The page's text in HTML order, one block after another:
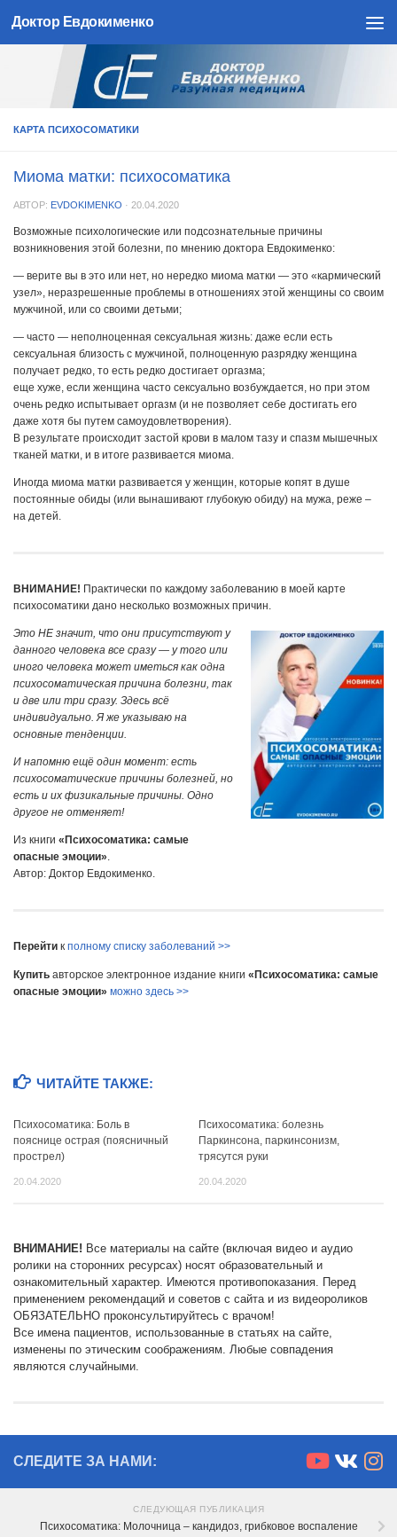
Skip to content
Доктор Евдокименко
КАРТА ПСИХОСОМАТИКИ
Миома матки: психосоматика
АВТОР: EVDOKIMENKO · 20.04.2020
Возможные психологические или подсознательные причины
возникновения этой болезни, по мнению доктора Евдокименко:
— верите вы в это или нет, но нередко миома матки — это «кармический
узел», неразрешенные проблемы в отношениях этой женщины со своим
мужчиной, или со своими детьми;
— часто — неполноценная сексуальная жизнь: даже если есть
сексуальная близость с мужчиной, полноценную разрядку женщина
получает редко, то есть редко достигает оргазма;
еще хуже, если женщина часто сексуально возбуждается, но при этом
очень редко испытывает оргазм (и не позволяет себе достигать его
даже хотя бы путем самоудовлетворения).
В результате происходит застой крови в малом тазу и спазм мышечных
тканей матки, и в итоге развивается миома.
Иногда миома матки развивается у женщин, которые копят в душе
постоянные обиды (или вынашивают глубокую обиду) на мужа, реже –
на детей.
ВНИМАНИЕ! Практически по каждому заболеванию в моей карте
психосоматики дано несколько возможных причин.
Это НЕ значит, что они присутствуют у
данного человека все сразу — у того или
иного человека может иметься как одна
психосоматическая причина болезни, так
и две или три сразу. Здесь всё
индивидуально. Я же указываю на
основные тенденции.
И напомню ещё один момент: есть
психосоматические причины болезней, но
есть и их физикальные причины. Одно
другое не отменяет!
Из книги «Психосоматика: самые
опасные эмоции».
Автор: Доктор Евдокименко.
Перейти к полному списку заболеваний >>
Купить авторское электронное издание книги «Психосоматика: самые
опасные эмоции» можно здесь >>
ЧИТАЙТЕ ТАКЖЕ:
Психосоматика: Боль в
пояснице острая (поясничный
прострел)
20.04.2020
Психосоматика: болезнь
Паркинсона, паркинсонизм,
трясутся руки
20.04.2020
ВНИМАНИЕ! Все материалы на сайте (включая видео и аудио
ролики на сторонних ресурсах) носят образовательный и
ознакомительный характер. Имеются противопоказания. Перед
применением рекомендаций и советов с сайта и из видеороликов
ОБЯЗАТЕЛЬНО проконсультируйтесь с врачом!
Все имена пациентов, использованные в статьях на сайте,
изменены по этическим соображениям. Любые совпадения
являются случайными.
СЛЕДИТЕ ЗА НАМИ:
СЛЕДУЮЩАЯ ПУБЛИКАЦИЯ
Психосоматика: Молочница – кандидоз, грибковое воспаление